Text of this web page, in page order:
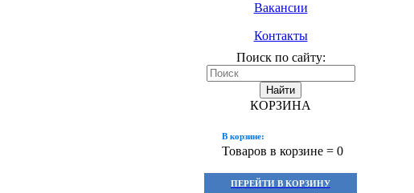
Вакансии
Контакты
Поиск по сайту:
Найти
КОРЗИНА
В корзине:
Товаров в корзине = 0
ПЕРЕЙТИ В КОРЗИНУ